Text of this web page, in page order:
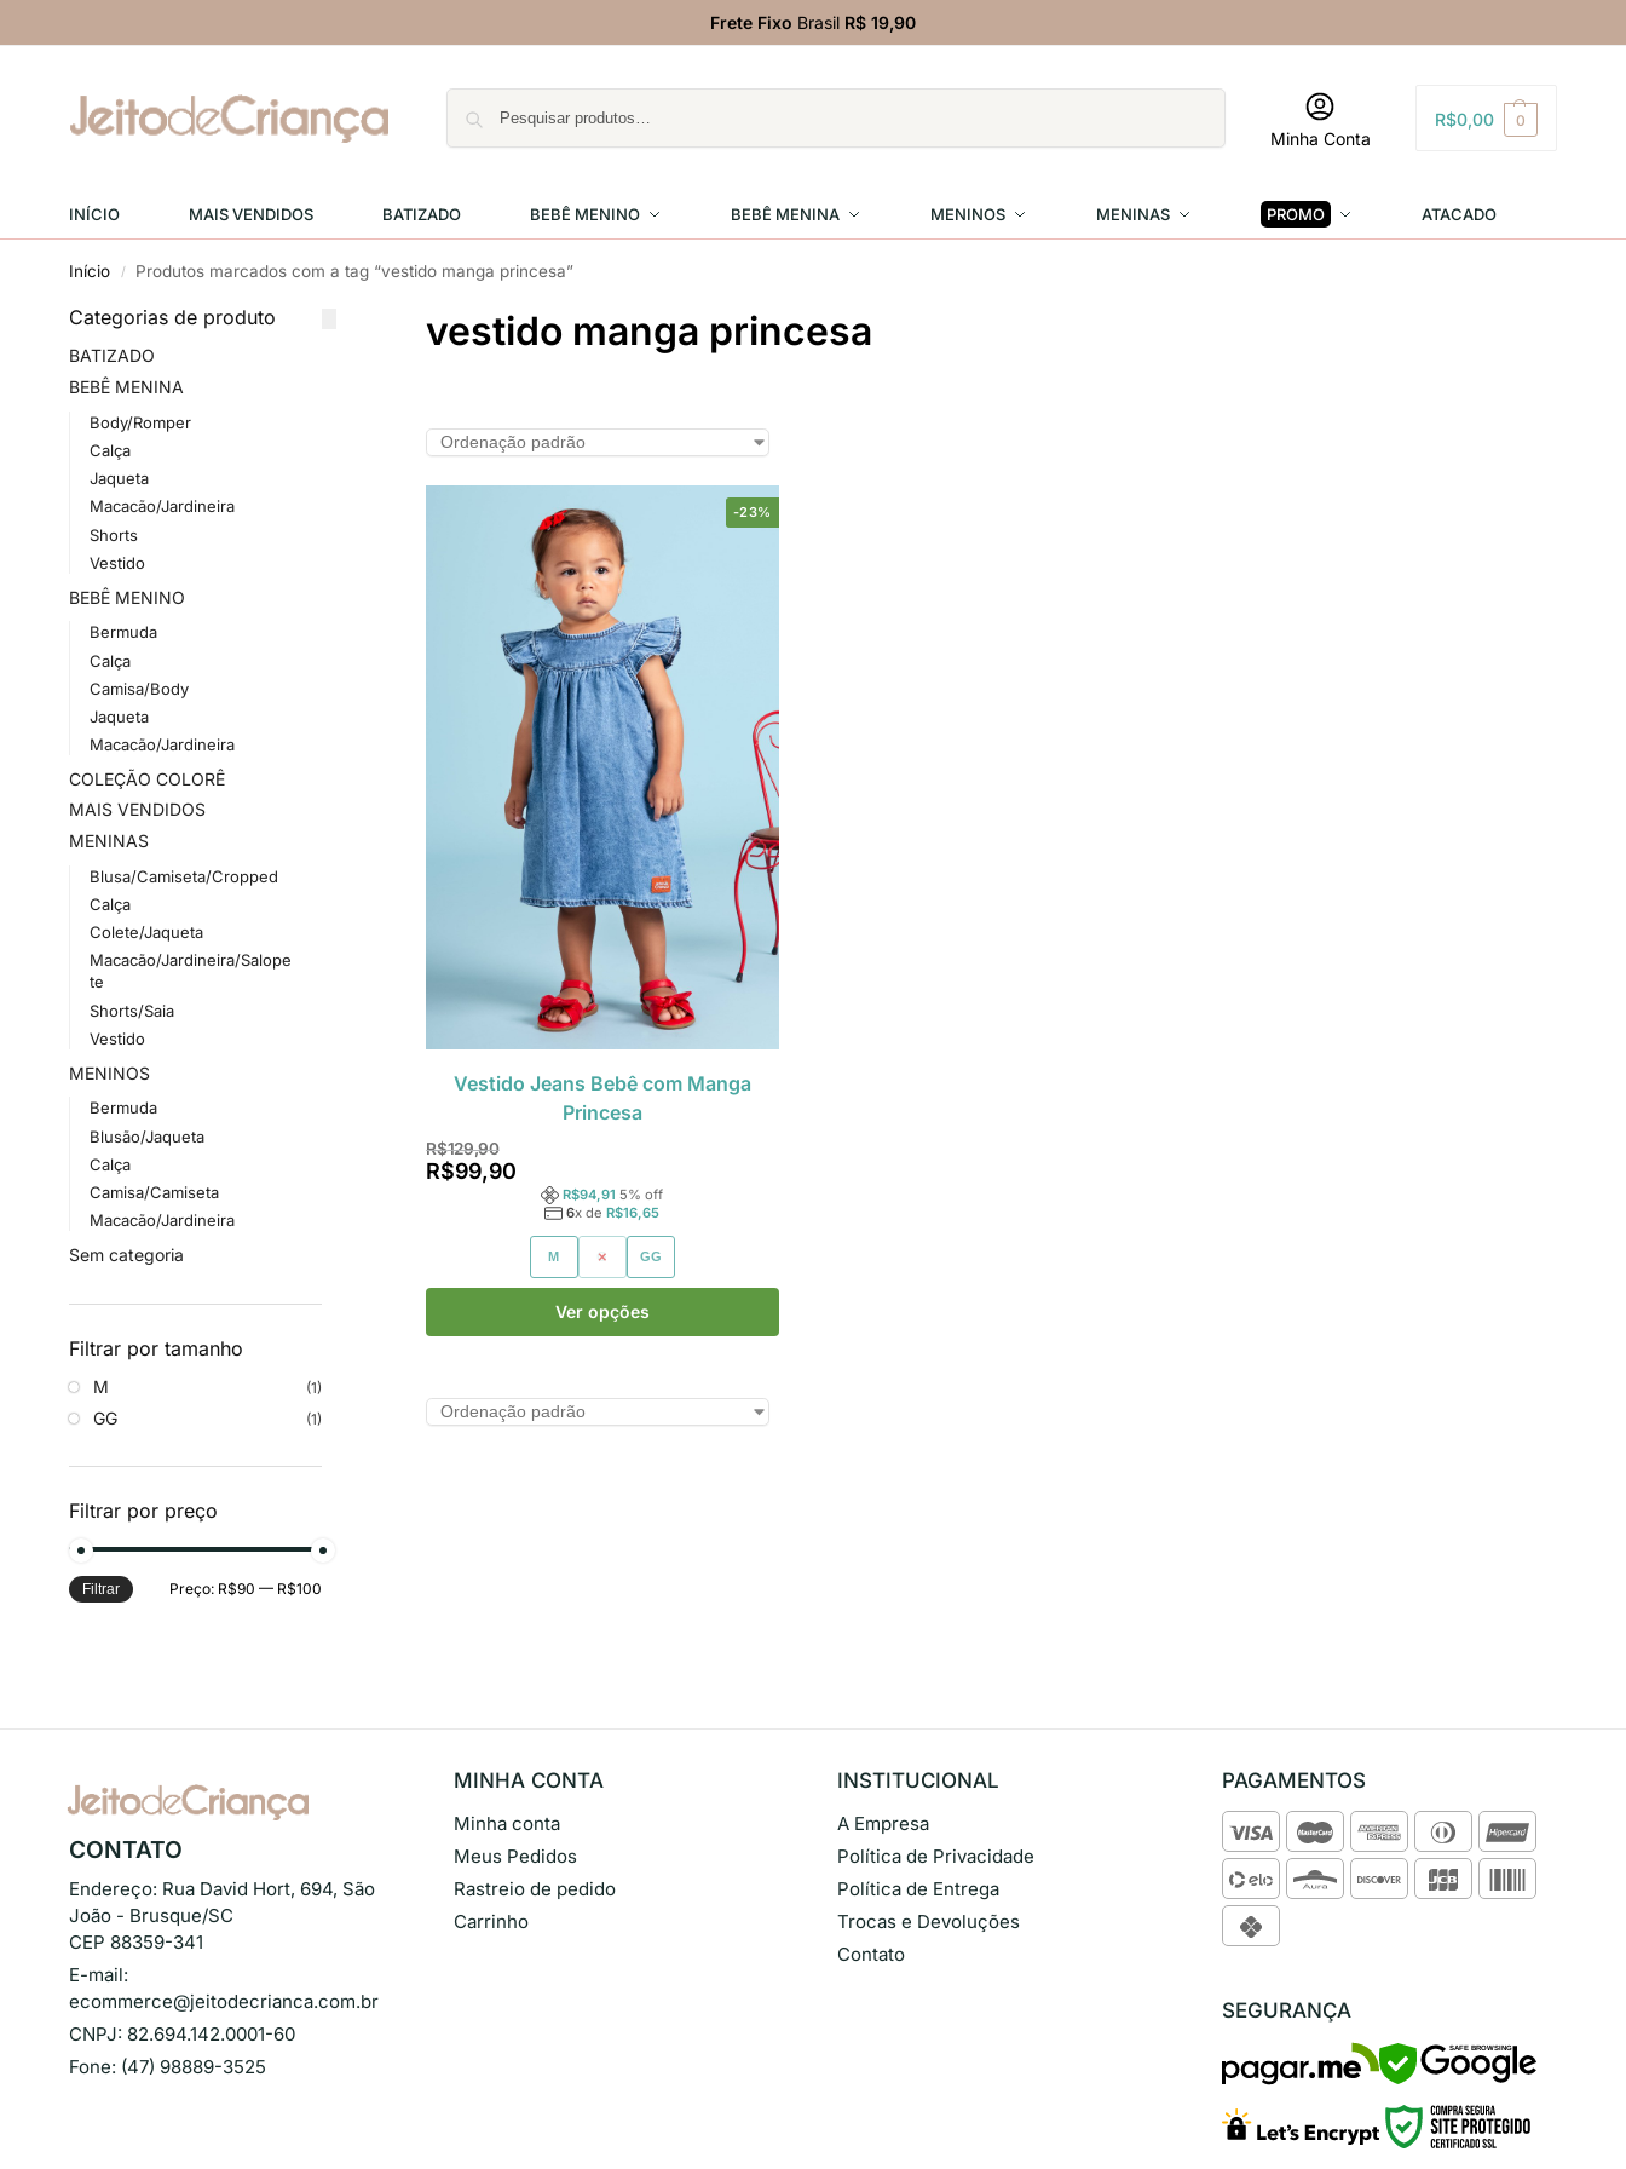
Frete Fixo Brasil R$ 19,90
Minha Conta
R$0,00 0
INÍCIO MAIS VENDIDOS BATIZADO BEBÊ MENINO BEBÊ MENINA MENINOS MENINAS PROMO ATACADO
Início / Produtos marcados com a tag “vestido manga princesa”
vestido manga princesa
-23%
Vestido Jeans Bebê com Manga
Princesa
R$129,90
R$99,90
R$94,91 5% off
6x deR$16,65
M G GG
Ver opções
Categorias de produto
BATIZADO
BEBÊ MENINA
Body/Romper
Calça
Jaqueta
Macacão/Jardineira
Shorts
Vestido
BEBÊ MENINO
Bermuda
Calça
Camisa/Body
Jaqueta
Macacão/Jardineira
COLEÇÃO COLORÊ
MAIS VENDIDOS
MENINAS
Blusa/Camiseta/Cropped
Calça
Colete/Jaqueta
Macacão/Jardineira/Salope
te
Shorts/Saia
Vestido
MENINOS
Bermuda
Blusão/Jaqueta
Calça
Camisa/Camiseta
Macacão/Jardineira
Sem categoria
Filtrar por tamanho
M (1)
GG (1)
Filtrar por preço
Filtrar Preço: R$90 — R$100
CONTATO
Endereço: Rua David Hort, 694, São
João - Brusque/SC
CEP 88359-341
E-mail:
ecommerce@jeitodecrianca.com.br
CNPJ: 82.694.142.0001-60
Fone: (47) 98889-3525
MINHA CONTA
Minha conta
Meus Pedidos
Rastreio de pedido
Carrinho
INSTITUCIONAL
A Empresa
Política de Privacidade
Política de Entrega
Trocas e Devoluções
Contato
PAGAMENTOS
SEGURANÇA
SAFE BROWSING